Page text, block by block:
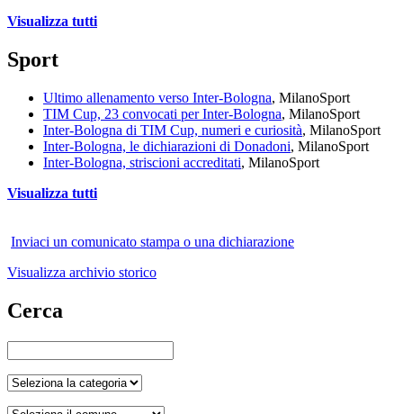
Visualizza tutti
Sport
Ultimo allenamento verso Inter-Bologna, MilanoSport
TIM Cup, 23 convocati per Inter-Bologna, MilanoSport
Inter-Bologna di TIM Cup, numeri e curiosità, MilanoSport
Inter-Bologna, le dichiarazioni di Donadoni, MilanoSport
Inter-Bologna, striscioni accreditati, MilanoSport
Visualizza tutti
Inviaci un comunicato stampa o una dichiarazione
Visualizza archivio storico
Cerca